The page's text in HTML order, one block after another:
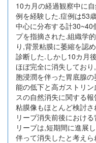
10カ月の経過観察中に
例を経験した.症例は53
中心に分布する計
プを指摘された.組織学
り,背景粘膜に萎縮を認
診断した.しかし10カ月
ほぼ完全に消失してお
胞浸潤を伴った胃底腺
能の低下と高ガストリ
スの自然消失に関する
粘膜像もほとんど検討
リープ消失前後におけ
リープは,短期間に進展
伴って消失したと考えら